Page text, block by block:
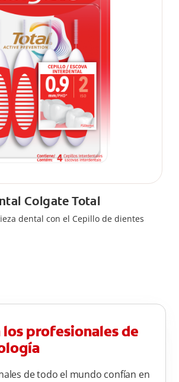
Colgate Total
dental con el Cepillo de dientes
los profesionales de
de todo el mundo confían en